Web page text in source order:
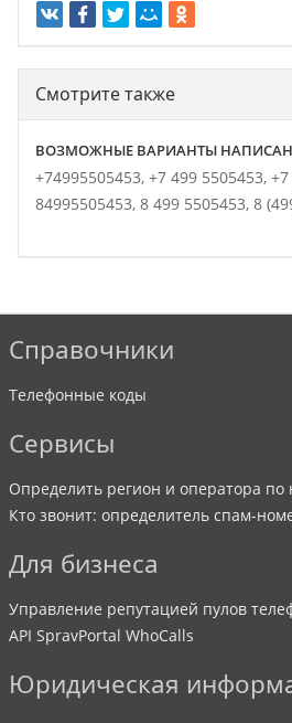
Смотрите также
ВОЗМОЖНЫЕ ВАРИАНТЫ
+74995505453, +7 499 5505453,
84995505453, 8 499 5505453, 8
Справочники
Телефонные коды
Сервисы
Определить регион и оператора по
Кто звонит: определитель спам-
Для бизнеса
Управление репутацией пулов
API SpravPortal WhoCalls
Юридическая